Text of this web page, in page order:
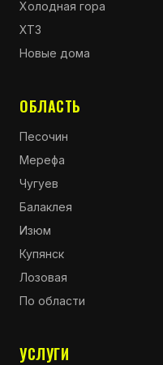
Холодная гора
ХТЗ
Новые дома
ОБЛАСТЬ
Песочин
Мерефа
Чугуев
Балаклея
Изюм
Купянск
Лозовая
По области
УСЛУГИ